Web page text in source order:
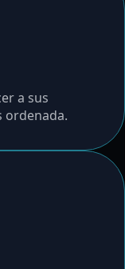
a sus
ordenada.